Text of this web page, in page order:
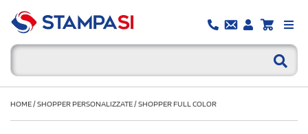
HOME/SHOPPER PERSONALIZZATE/SHOPPER FULL COLOR